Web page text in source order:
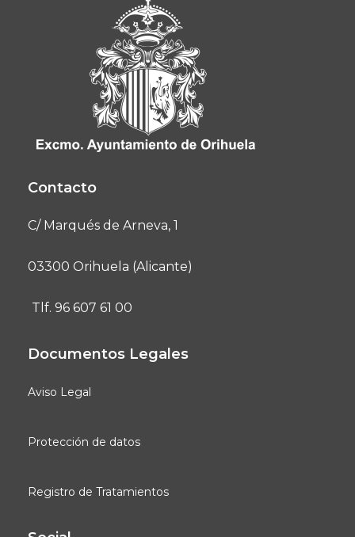
Contacto
C/ Marqués de Arneva, 1
03300 Orihuela (Alicante)
Tlf. 96 607 61 00
Documentos Legales
Aviso Legal
Protección de datos
Registro de Tratamientos